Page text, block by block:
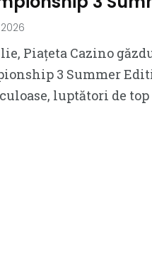
Piațeta Cazino
3 Summer
luptători de